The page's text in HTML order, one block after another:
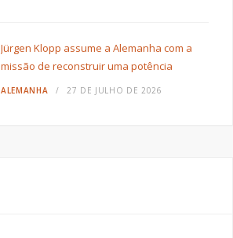
Jürgen Klopp assume a Alemanha com a
missão de reconstruir uma potência
ALEMANHA 27 DE JULHO DE 2026